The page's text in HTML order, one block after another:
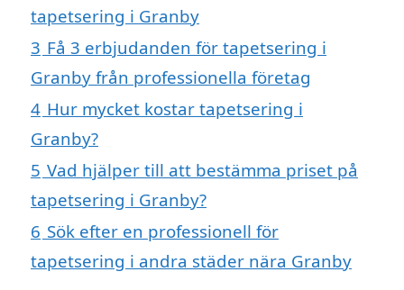
tapetsering i Granby
3 Få 3 erbjudanden för tapetsering i
Granby från professionella företag
4 Hur mycket kostar tapetsering i
Granby?
5 Vad hjälper till att bestämma priset på
tapetsering i Granby?
6 Sök efter en professionell för
tapetsering i andra städer nära Granby